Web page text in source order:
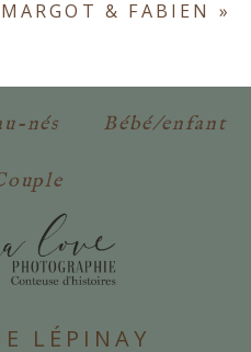
& FABIEN »
nés Bébé/enfant
LÉPINAY